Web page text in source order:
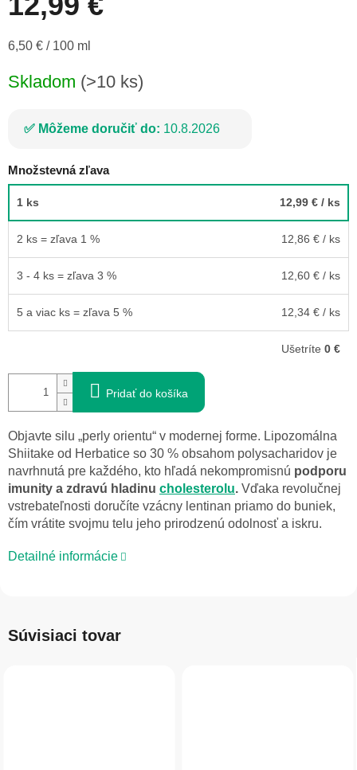
Jednotková
6,50 € / 100 ml
Skladom (>10 ks)
Môžeme doručiť do: 10.8.2026
Množstevná zľava
1 ks 12,99 € / ks
2 ks = zľava 1 % 12,86 € / ks
3 - 4 ks = zľava 3 % 12,60 € / ks
5 a viac ks = zľava 5 % 12,34 € / ks
Ušetríte 0 €
Pridať do košíka
Objavte silu „perly orientu“ v modernej forme. Lipozomálna
Shiitake od Herbatice so 30 % obsahom polysacharidov je
navrhnutá pre každého, kto hľadá nekompromisnú podporu
imunity a zdravú hladinu cholesterolu. Vďaka revolučnej
vstrebateľnosti doručíte vzácny lentinan priamo do buniek,
čím vrátite svojmu telu jeho prirodzenú odolnosť a iskru.
Detailné informácie
Súvisiaci tovar